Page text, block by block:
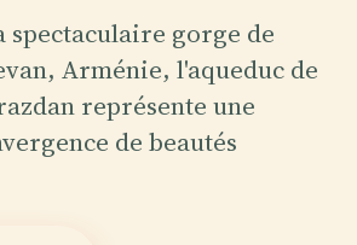
spectaculaire gorge de
Arménie, l'aqueduc de
représente une
de beautés